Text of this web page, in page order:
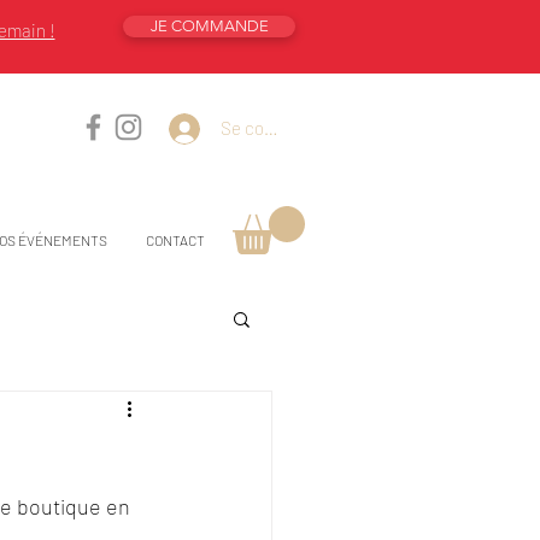
! JE COMMANDE
Se connecter
ÉVÉNEMENTS CONTACT
boutique en